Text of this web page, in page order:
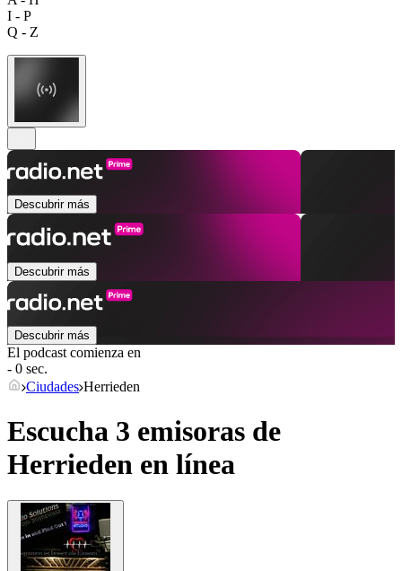
I - P
Q - Z
Descubrir más
Descubrir más
Descubrir más
El podcast comienza en
- 0 sec.
Ciudades Herrieden
Escucha 3 emisoras de
Herrieden en línea